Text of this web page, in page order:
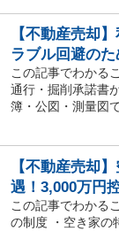
【不動産売却
ラブル回避の
この記事でわかる
通行・掘削承諾書
簿・公図・測量図
【不動産売却
遇！3,000万円
この記事でわかる
の制度 ・空き家の